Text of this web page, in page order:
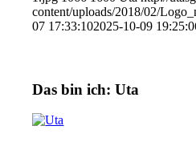
content/uploads/2018/02/
07 17:33:102025-10-09
Das bin ich: Uta